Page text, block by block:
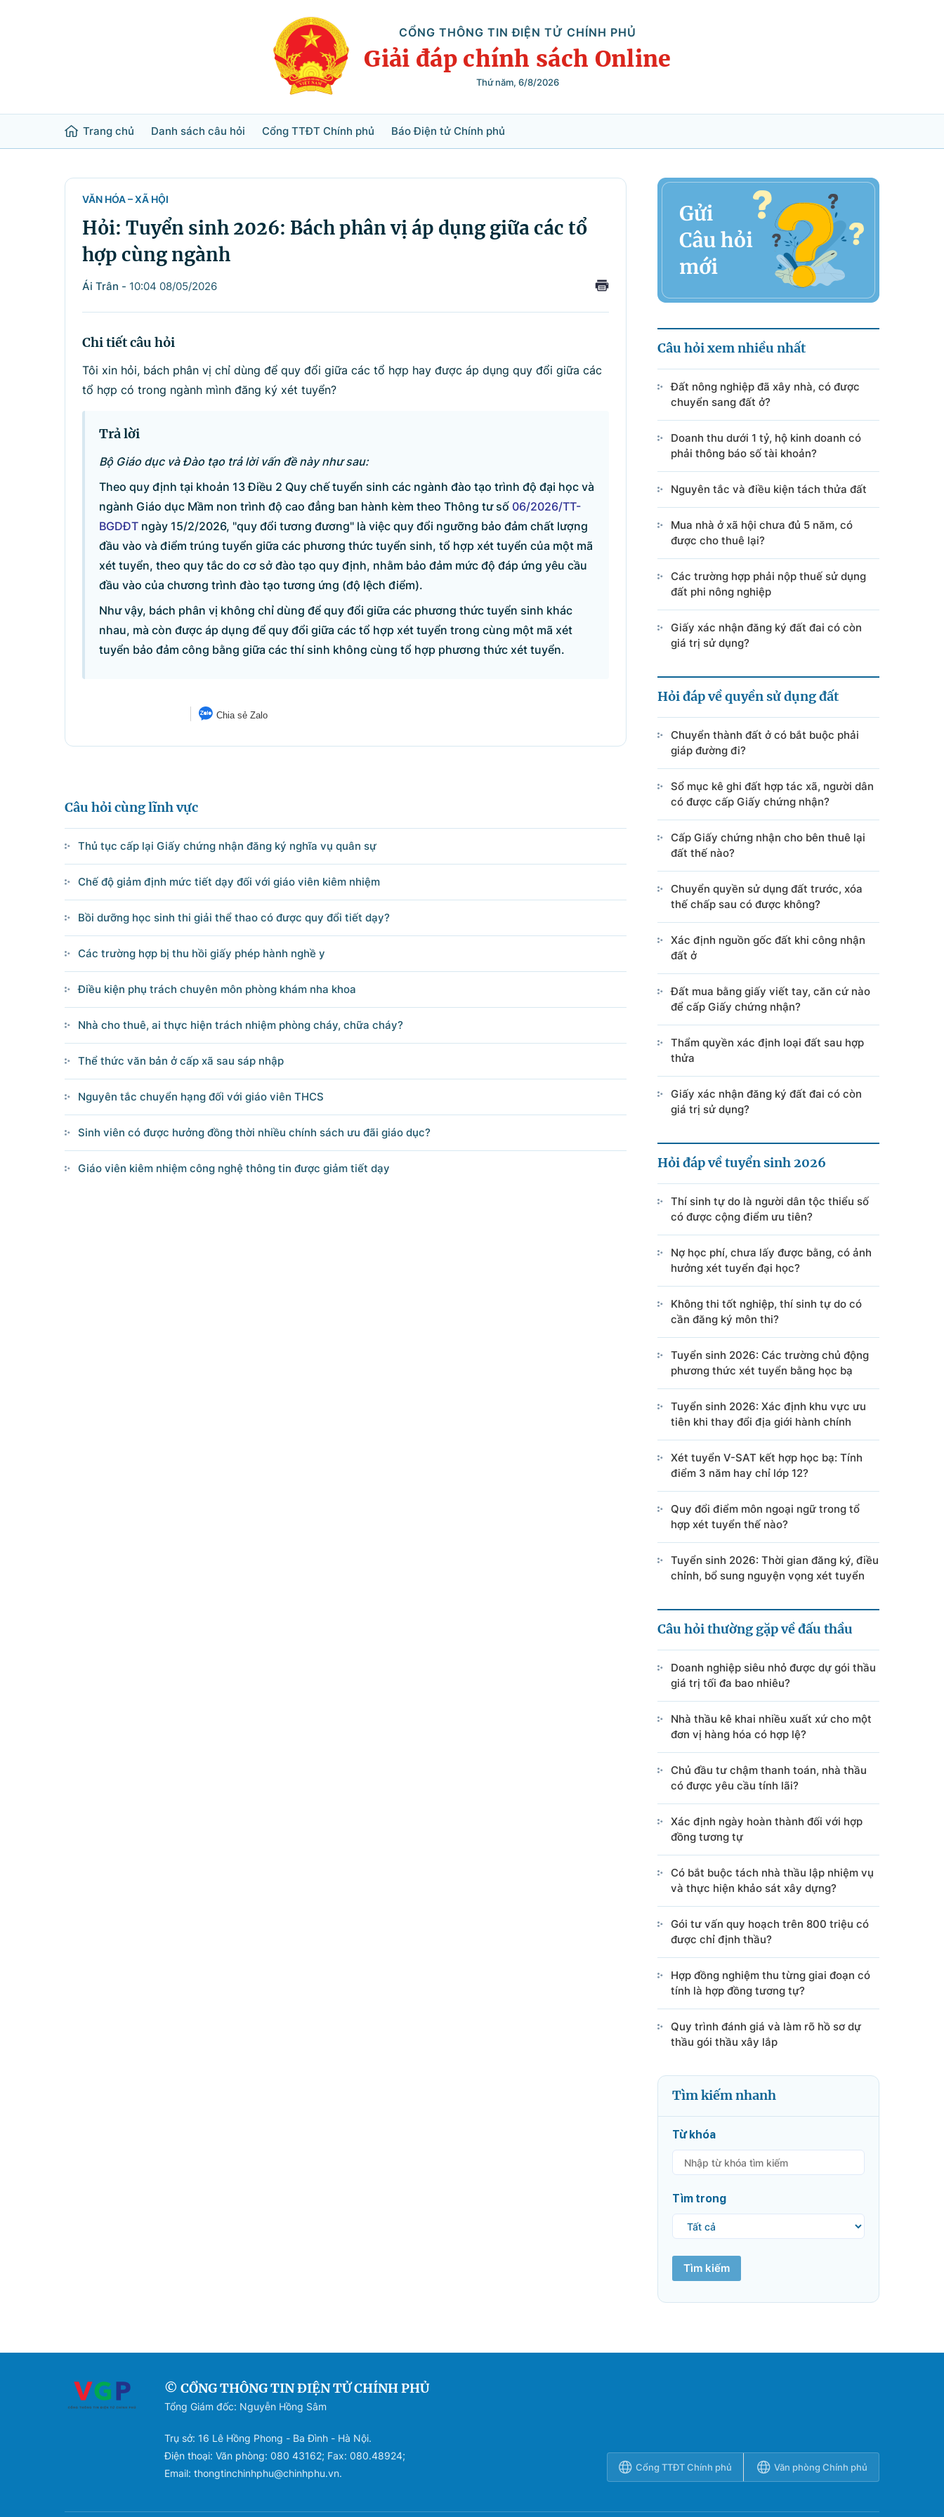
CỔNG THÔNG TIN ĐIỆN TỬ CHÍNH PHỦ
Giải đáp chính sách Online
Thứ năm, 6/8/2026
Trang chủ Danh sách câu hỏi Cổng TTĐT Chính phủ Báo Điện tử Chính phủ
Tìm kiếm
Tìm trong
Lĩnh vực
Danh sách câu hỏi
Câu hỏi xem nhiều nhất
Hỏi đáp về quyền sử dụng đất
Hỏi đáp về tuyển sinh 2026
Cổng TTĐT Chính phủ Văn phòng Chính phủ
Ghi rõ nguồn 'Cổng Thông tin điện tử Chính phủ' hoặc 'www.chinhphu.vn' khi phát hành lại thông tin từ các nguồn này.
VĂN HÓA – XÃ HỘI
Hỏi: Tuyển sinh 2026: Bách phân vị áp dụng giữa các tổ
hợp cùng ngành
Ái Trân - 10:04 08/05/2026
Chi tiết câu hỏi
Tôi xin hỏi, bách phân vị chỉ dùng để quy đổi giữa các tổ hợp hay được áp dụng quy đổi giữa các
tổ hợp có trong ngành mình đăng ký xét tuyển?
Trả lời
Bộ Giáo dục và Đào tạo trả lời vấn đề này như sau:
Theo quy định tại khoản 13 Điều 2 Quy chế tuyển sinh các ngành đào tạo trình độ đại học và
ngành Giáo dục Mầm non trình độ cao đẳng ban hành kèm theo Thông tư số 06/2026/TT-
BGDĐT ngày 15/2/2026, "quy đổi tương đương" là việc quy đổi ngưỡng bảo đảm chất lượng
đầu vào và điểm trúng tuyển giữa các phương thức tuyển sinh, tổ hợp xét tuyển của một mã
xét tuyển, theo quy tắc do cơ sở đào tạo quy định, nhằm bảo đảm mức độ đáp ứng yêu cầu
đầu vào của chương trình đào tạo tương ứng (độ lệch điểm).
Như vậy, bách phân vị không chỉ dùng để quy đổi giữa các phương thức tuyển sinh khác
nhau, mà còn được áp dụng để quy đổi giữa các tổ hợp xét tuyển trong cùng một mã xét
tuyển bảo đảm công bằng giữa các thí sinh không cùng tổ hợp phương thức xét tuyển.
Chia sẻ Zalo
Câu hỏi cùng lĩnh vực
Thủ tục cấp lại Giấy chứng nhận đăng ký nghĩa vụ quân sự
Chế độ giảm định mức tiết dạy đối với giáo viên kiêm nhiệm
Bồi dưỡng học sinh thi giải thể thao có được quy đổi tiết dạy?
Các trường hợp bị thu hồi giấy phép hành nghề y
Điều kiện phụ trách chuyên môn phòng khám nha khoa
Nhà cho thuê, ai thực hiện trách nhiệm phòng cháy, chữa cháy?
Thể thức văn bản ở cấp xã sau sáp nhập
Nguyên tắc chuyển hạng đối với giáo viên THCS
Sinh viên có được hưởng đồng thời nhiều chính sách ưu đãi giáo dục?
Giáo viên kiêm nhiệm công nghệ thông tin được giảm tiết dạy
Câu hỏi xem nhiều nhất
Đất nông nghiệp đã xây nhà, có được
chuyển sang đất ở?
Doanh thu dưới 1 tỷ, hộ kinh doanh có
phải thông báo số tài khoản?
Nguyên tắc và điều kiện tách thửa đất
Mua nhà ở xã hội chưa đủ 5 năm, có
được cho thuê lại?
Các trường hợp phải nộp thuế sử dụng
đất phi nông nghiệp
Giấy xác nhận đăng ký đất đai có còn
giá trị sử dụng?
Hỏi đáp về quyền sử dụng đất
Chuyển thành đất ở có bắt buộc phải
giáp đường đi?
Sổ mục kê ghi đất hợp tác xã, người dân
có được cấp Giấy chứng nhận?
Cấp Giấy chứng nhận cho bên thuê lại
đất thế nào?
Chuyển quyền sử dụng đất trước, xóa
thế chấp sau có được không?
Xác định nguồn gốc đất khi công nhận
đất ở
Đất mua bằng giấy viết tay, căn cứ nào
để cấp Giấy chứng nhận?
Thẩm quyền xác định loại đất sau hợp
thửa
Giấy xác nhận đăng ký đất đai có còn
giá trị sử dụng?
Hỏi đáp về tuyển sinh 2026
Thí sinh tự do là người dân tộc thiểu số
có được cộng điểm ưu tiên?
Nợ học phí, chưa lấy được bằng, có ảnh
hưởng xét tuyển đại học?
Không thi tốt nghiệp, thí sinh tự do có
cần đăng ký môn thi?
Tuyển sinh 2026: Các trường chủ động
phương thức xét tuyển bằng học bạ
Tuyển sinh 2026: Xác định khu vực ưu
tiên khi thay đổi địa giới hành chính
Xét tuyển V-SAT kết hợp học bạ: Tính
điểm 3 năm hay chỉ lớp 12?
Quy đổi điểm môn ngoại ngữ trong tổ
hợp xét tuyển thế nào?
Tuyển sinh 2026: Thời gian đăng ký, điều
chỉnh, bổ sung nguyện vọng xét tuyển
Câu hỏi thường gặp về đấu thầu
Doanh nghiệp siêu nhỏ được dự gói thầu
giá trị tối đa bao nhiêu?
Nhà thầu kê khai nhiều xuất xứ cho một
đơn vị hàng hóa có hợp lệ?
Chủ đầu tư chậm thanh toán, nhà thầu
có được yêu cầu tính lãi?
Xác định ngày hoàn thành đối với hợp
đồng tương tự
Có bắt buộc tách nhà thầu lập nhiệm vụ
và thực hiện khảo sát xây dựng?
Gói tư vấn quy hoạch trên 800 triệu có
được chỉ định thầu?
Hợp đồng nghiệm thu từng giai đoạn có
tính là hợp đồng tương tự?
Quy trình đánh giá và làm rõ hồ sơ dự
thầu gói thầu xây lắp
Tìm kiếm nhanh
Từ khóa
Tìm trong
Tìm kiếm
© CỔNG THÔNG TIN ĐIỆN TỬ CHÍNH PHỦ
Tổng Giám đốc: Nguyễn Hồng Sâm
Trụ sở: 16 Lê Hồng Phong - Ba Đình - Hà Nội.
Điện thoại: Văn phòng: 080 43162; Fax: 080.48924;
Email: thongtinchinhphu@chinhphu.vn.
Cổng TTĐT Chính phủ Văn phòng Chính phủ